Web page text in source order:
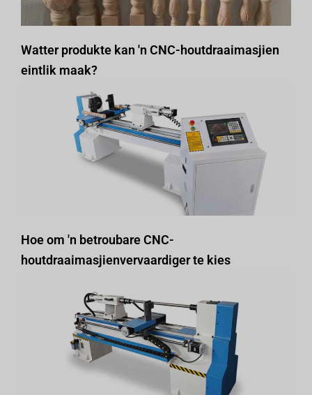
Watter produkte kan 'n CNC-houtdraaimasjien
eintlik maak?
Hoe om 'n betroubare CNC-
houtdraaimasjienvervaardiger te kies